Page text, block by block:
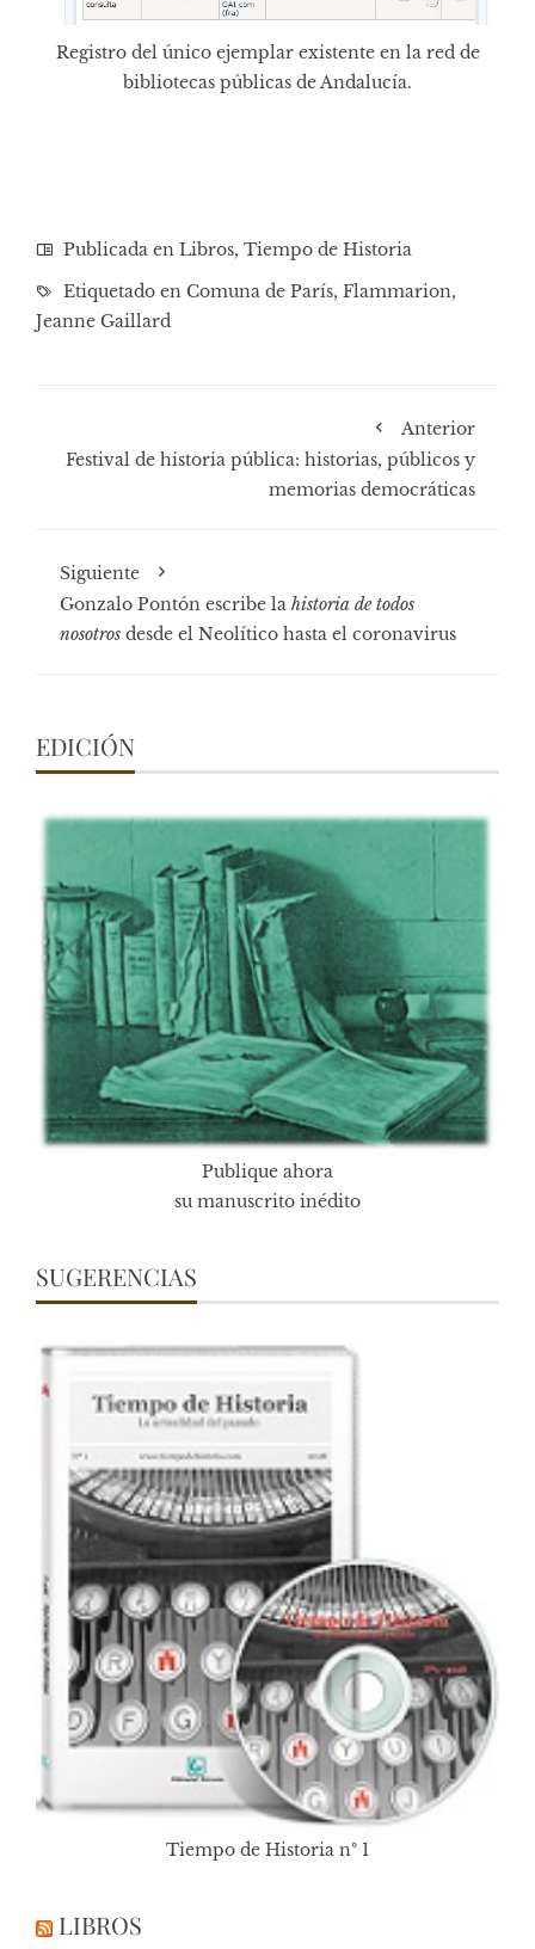
Registro del único ejemplar existente en la red de
bibliotecas públicas de Andalucía.
Publicada en Libros, Tiempo de Historia
Etiquetado en Comuna de París, Flammarion,
Jeanne Gaillard
Anterior
Festival de historia pública: historias, públicos y
memorias democráticas
Siguiente
Gonzalo Pontón escribe la historia de todos
nosotros desde el Neolítico hasta el coronavirus
EDICIÓN
Publique ahora
su manuscrito inédito
SUGERENCIAS
Tiempo de Historia nº 1
LIBROS